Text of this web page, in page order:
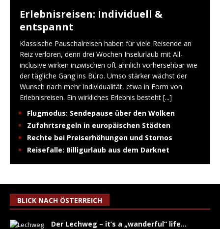
Erlebnisreisen: Individuell &
entspannt
Klassische Pauschalreisen haben für viele Reisende an
Reiz verloren, denn drei Wochen Inselurlaub mit All-
inclusive wirken inzwischen oft ähnlich vorhersehbar wie
der tägliche Gang ins Büro. Umso stärker wächst der
Wunsch nach mehr Individualität, etwa in Form von
Erlebnisreisen. Ein wirkliches Erlebnis besteht [...]
Flugmodus: Sendepause über den Wolken
Zufahrtsregeln in europäischen Städten
Rechte bei Preiserhöhungen und Stornos
Reisefalle: Billigurlaub aus dem Darknet
BLICK NACH ÖSTERREICH
Der Lechweg – it’s a „wanderful“ life…